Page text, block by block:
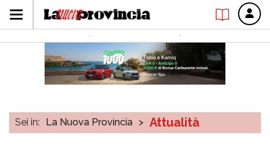
Sei in: La Nuova Provincia > Attualità